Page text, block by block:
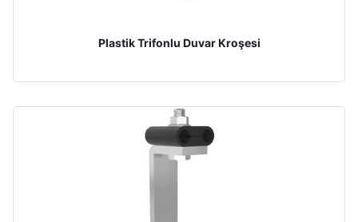
Plastik Trifonlu Duvar Kroşesi